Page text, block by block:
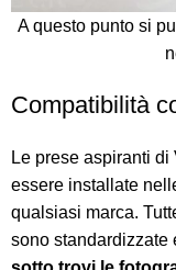
A questo punto si
Compatibilità
Le prese aspiranti
essere installate
qualsiasi marca.
sono standardizzate